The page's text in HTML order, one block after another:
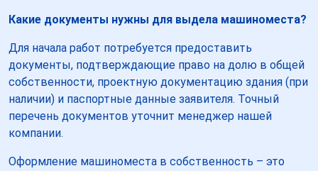
Какие документы нужны для выдела машиноместа?
Для начала работ потребуется предоставить
документы, подтверждающие право на долю в общей
собственности, проектную документацию здания (при
наличии) и паспортные данные заявителя. Точный
перечень документов уточнит менеджер нашей
компании.
Оформление машиноместа в собственность – это